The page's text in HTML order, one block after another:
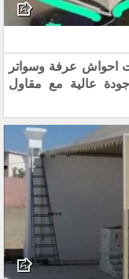
احواش عرفة وسواتر
عالية مع مقاول